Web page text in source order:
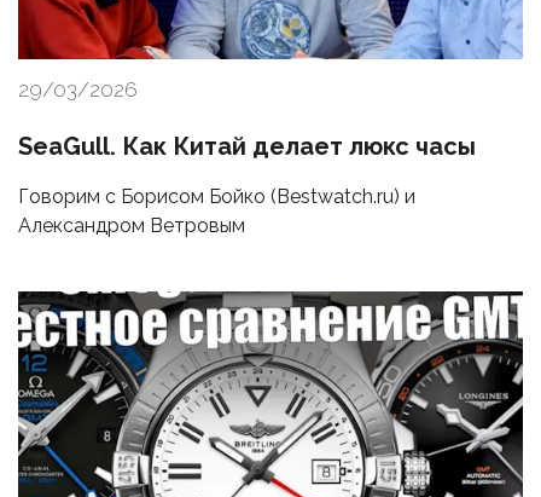
29/03/2026
SeaGull. Как Китай делает люкс часы
Говорим с Борисом Бойко (Bestwatch.ru) и
Александром Ветровым